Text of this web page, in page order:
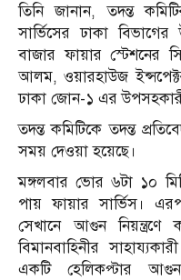
তিনি জানান, তদন্ত
সার্ভিসের ঢাকা
বাজার ফায়ার স্টেশনের
আলম, ওয়ারহাউজ
ঢাকা জোন-১ এর
তদন্ত কমিটিকে তদন্ত
সময় দেওয়া হয়েছে।
মঙ্গলবার ভোর ৬টা ১০
পায় ফায়ার সার্ভিস।
সেখানে আগুন
বিমানবাহিনীর
একটি হেলিকপ্টার